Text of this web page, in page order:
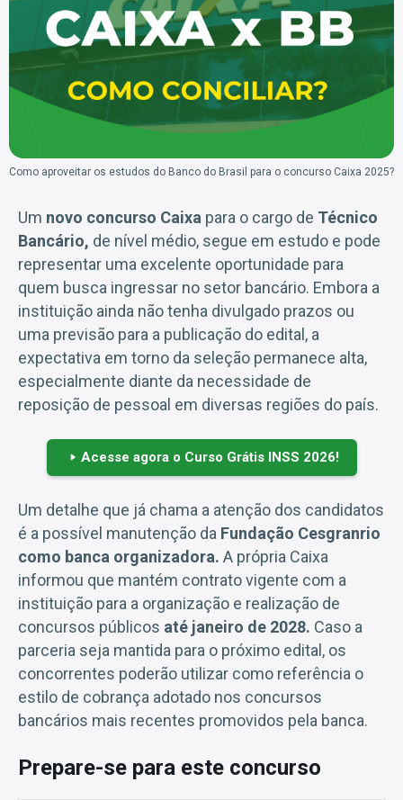
Como aproveitar os estudos do Banco do Brasil para o concurso Caixa 2025?
Um novo concurso Caixa para o cargo de Técnico
Bancário, de nível médio, segue em estudo e pode
representar uma excelente oportunidade para
quem busca ingressar no setor bancário. Embora a
instituição ainda não tenha divulgado prazos ou
uma previsão para a publicação do edital, a
expectativa em torno da seleção permanece alta,
especialmente diante da necessidade de
reposição de pessoal em diversas regiões do país.
Acesse agora o Curso Grátis INSS 2026!
Um detalhe que já chama a atenção dos candidatos
é a possível manutenção da Fundação Cesgranrio
como banca organizadora. A própria Caixa
informou que mantém contrato vigente com a
instituição para a organização e realização de
concursos públicos até janeiro de 2028. Caso a
parceria seja mantida para o próximo edital, os
concorrentes poderão utilizar como referência o
estilo de cobrança adotado nos concursos
bancários mais recentes promovidos pela banca.
Prepare-se para este concurso